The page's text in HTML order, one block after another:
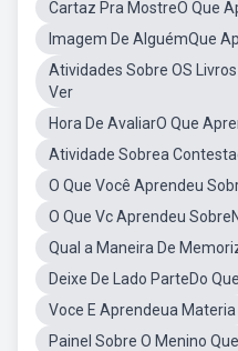
Cartaz Pra MostreO Que
Imagem De AlguémQue
Atividades Sobre OS
Ver
Hora De AvaliarO Que
Atividade Sobrea
O Que Você Aprendeu
O Que Vc Aprendeu
Qual a Maneira De
Deixe De Lado ParteDo
Voce E Aprendeua Materia
Painel Sobre O Menino